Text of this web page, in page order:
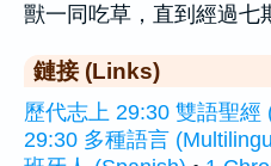
獸一同吃草，直到經過
鏈接 (Links)
歷代志上 29:30 雙語聖經
29:30 多種語言